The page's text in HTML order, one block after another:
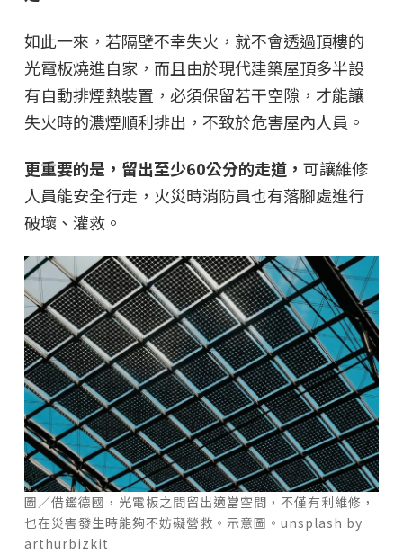
如此一來，若隔壁不幸失火，就不會透過頂樓的
光電板燒進自家，而且由於現代建築屋頂多半設
有自動排煙熱裝置，必須保留若干空隙，才能讓
失火時的濃煙順利排出，不致於危害屋內人員。
更重要的是，留出至少60公分的走道， 可讓維修
人員能安全行走，火災時消防員也有落腳處進行
破壞、灌救。
圖／借鑑德國，光電板之間留出適當空間，不僅有利維修，
也在災害發生時能夠不妨礙營救。示意圖。unsplash by
arthurbizkit